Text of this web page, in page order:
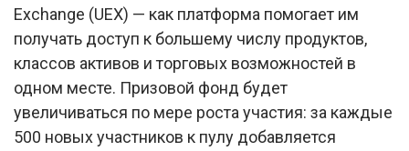
Exchange (UEX) — как платформа помогает им
получать доступ к большему числу продуктов,
классов активов и торговых возможностей в
одном месте. Призовой фонд будет
увеличиваться по мере роста участия: за каждые
500 новых участников к пулу добавляется